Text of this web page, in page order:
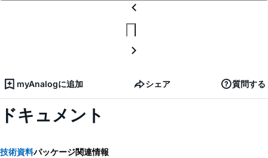
myAnalogに追加 シェア 質問する
ドキュメント
技術資料パッケージ関連情報